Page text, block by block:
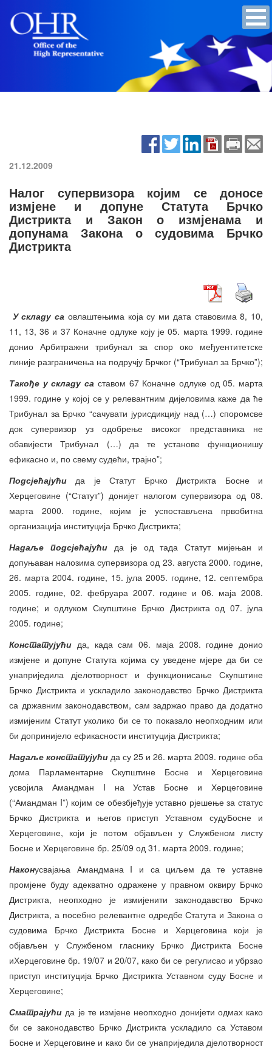
21.12.2009
Налог супервизора којим се доносе
измјене и допуне Статута Брчко
Дистрикта и Закон о измјенама и
допунама Закона о судовима Брчко
Дистрикта
У складу са овлаштењима која су ми дата ставовима 8, 10,
11, 13, 36 и 37 Коначне одлуке коју је 05. марта 1999. године
донио Арбитражни трибунал за спор око међуентитетске
линије разграничења на подручју Брчког (“Трибунал за Брчко”);
Такође у складу са ставом 67 Коначне одлуке од 05. марта
1999. године у којој се у релевантним дијеловима каже да ће
Трибунал за Брчко “сачувати јурисдикцију над (…) споромсве
док супервизор уз одобрење високог представника не
обавијести Трибунал (…) да те установе функционишу
ефикасно и, по свему судећи, трајно”;
Подсјећајући да је Статут Брчко Дистрикта Босне и
Херцеговине (“Статут”) донијет налогом супервизора од 08.
марта 2000. године, којим је успостављена првобитна
организација институција Брчко Дистрикта;
Надаље подсјећајућида је од тада Статут мијењан и
допуњаван налозима супервизора од 23. августа 2000. године,
26. марта 2004. године, 15. јула 2005. године, 12. септембра
2005. године, 02. фебруара 2007. године и 06. маја 2008.
године; и одлуком Скупштине Брчко Дистрикта од 07. јула
2005. године;
Констатујући да, када сам 06. маја 2008. године донио
измјене и допуне Статута којима су уведене мјере да би се
унаприједила дјелотворност и функционисање Скупштине
Брчко Дистрикта и ускладило законодавство Брчко Дистрикта
са државним законодавством, сам задржао право да додатно
измијеним Статут уколико би се то показало неопходним или
би допринијело ефикасности институција Дистрикта;
Надаље констатујући да су 25 и 26. марта 2009. године оба
дома Парламентарне Скупштине Босне и Херцеговине
усвојила Амандман I на Устав Босне и Херцеговине
(“Амандман I”) којим се обезбјеђује уставно рјешење за статус
Брчко Дистрикта и његов приступ Уставном судуБосне и
Херцеговине, који је потом објављен у Службеном листу
Босне и Херцеговине бр. 25/09 од 31. марта 2009. године;
Наконусвајања Амандмана I и са циљем да те уставне
промјене буду адекватно одражене у правном оквиру Брчко
Дистрикта, неопходно је измијенити законодавство Брчко
Дистрикта, а посебно релевантне одредбе Статута и Закона о
судовима Брчко Дистрикта Босне и Херцеговина који је
објављен у Службеном гласнику Брчко Дистрикта Босне
иХерцеговине бр. 19/07 и 20/07, како би се регулисао и убрзао
приступ институција Брчко Дистрикта Уставном суду Босне и
Херцеговине;
Сматрајући да је те измјене неопходно донијети одмах како
би се законодавство Брчко Дистрикта ускладило са Уставом
Босне и Херцеговине и како би се унаприједила дјелотворност